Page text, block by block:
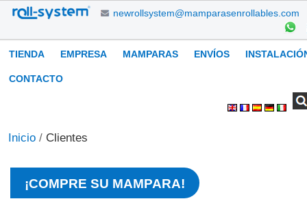
Cambiar
contenido.
Saltar
newrollsystem@mamparasenrollables.com
Navegación
TIENDA EMPRESA MAMPARAS ENVÍOS
CONTACTO
Inicio / Clientes
¡COMPRE SU MAMPARA!